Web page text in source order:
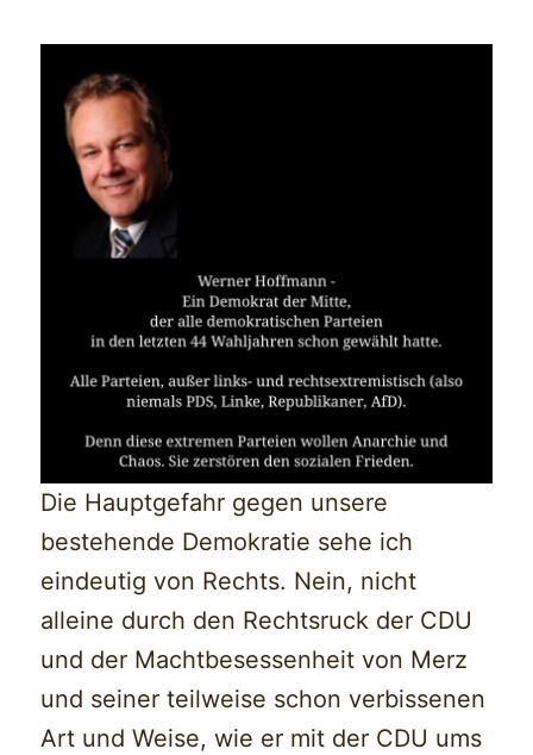
Die Hauptgefahr gegen unsere
bestehende Demokratie sehe ich
eindeutig von Rechts. Nein, nicht
alleine durch den Rechtsruck der CDU
und der Machtbesessenheit von Merz
und seiner teilweise schon verbissenen
Art und Weise, wie er mit der CDU ums